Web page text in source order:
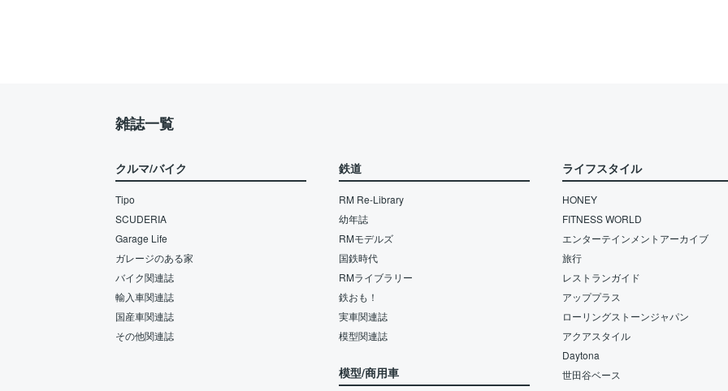
雑誌一覧
クルマ/バイク
Tipo
SCUDERIA
Garage Life
ガレージのある家
バイク関連誌
輸入車関連誌
国産車関連誌
その他関連誌
鉄道
RM Re-Library
幼年誌
RMモデルズ
国鉄時代
RMライブラリー
鉄おも！
実車関連誌
模型関連誌
模型/商用車
ライフスタイル
HONEY
FITNESS WORLD
エンターテインメントアーカイブ
旅行
レストランガイド
アッププラス
ローリングストーンジャパン
アクアスタイル
Daytona
世田谷ベース